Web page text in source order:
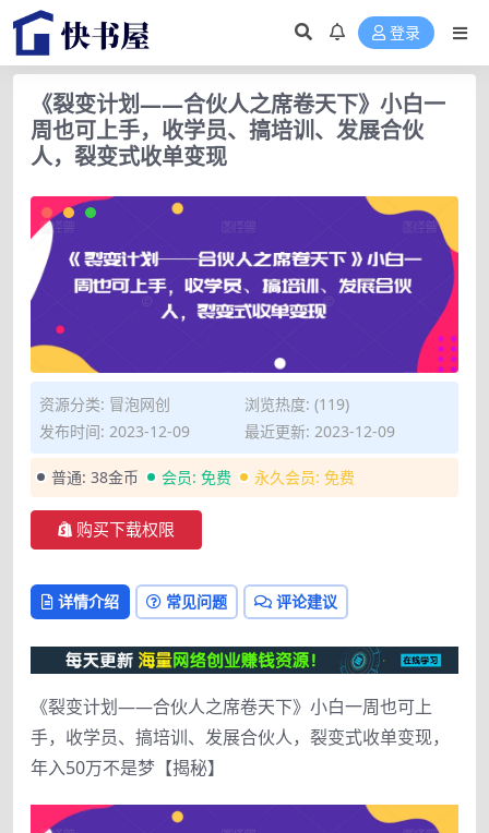
登录
《裂变计划——合伙人之席卷天下》小白一
周也可上手，收学员、搞培训、发展合伙
人，裂变式收单变现
资源分类: 冒泡网创
浏览热度: (119)
发布时间: 2023-12-09
最近更新: 2023-12-09
普通: 38金币 会员: 免费 永久会员: 免费
购买下载权限
详情介绍 常见问题 评论建议
《裂变计划——合伙人之席卷天下》小白一周也可上
手，收学员、搞培训、发展合伙人，裂变式收单变现，
年入50万不是梦【揭秘】